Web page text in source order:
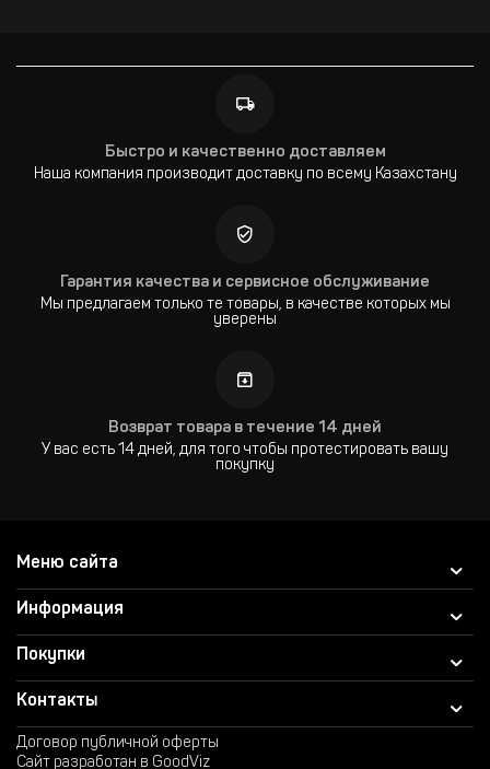
Быстро и качественно доставляем
Наша компания производит доставку по всему Казахстану
Гарантия качества и сервисное обслуживание
Мы предлагаем только те товары, в качестве которых мы
уверены
Возврат товара в течение 14 дней
У вас есть 14 дней, для того чтобы протестировать вашу
покупку
Меню сайта
Информация
Покупки
Контакты
Договор публичной оферты
Сайт разработан в GoodViz